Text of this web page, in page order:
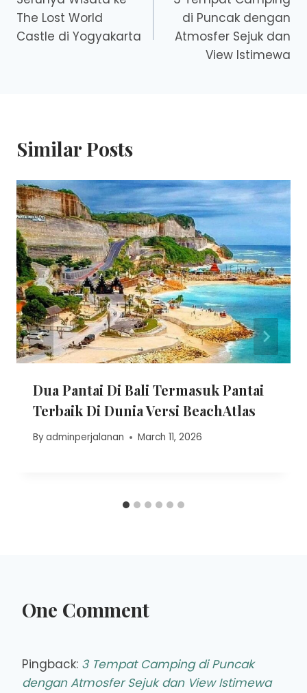
navigation
The Lost World
Castle di Yogyakarta
di Puncak dengan
Atmosfer Sejuk dan
View Istimewa
Similar Posts
Dua Pantai Di Bali Termasuk Pantai
Terbaik Di Dunia Versi BeachAtlas
Byadminperjalanan March 11, 2026
One Comment
Pingback: 3 Tempat Camping di Puncak
dengan Atmosfer Sejuk dan View Istimewa